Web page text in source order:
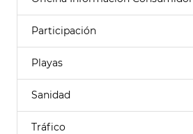
Participación
Playas
Sanidad
Tráfico